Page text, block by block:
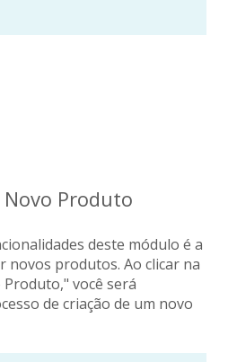
Produto
deste módulo é a
novos produtos. Ao clicar na
você será
de criação de um novo